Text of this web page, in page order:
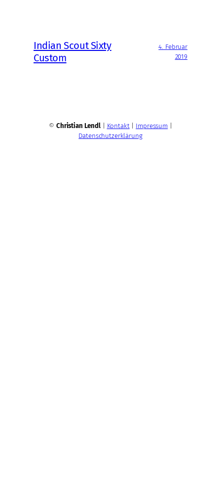
Indian Scout Sixty
Custom
4. Februar
2019
© Christian Lendl| Kontakt| Impressum
Datenschutzerklärung